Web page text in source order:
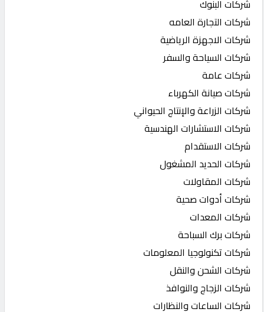
شركات البنوك
شركات التجارة العامه
شركات الاجهزة الرياضية
شركات السياحة والسفر
شركات عامة
شركات صيانة الكهرباء
شركات الزراعة والإنتاج الحيواني
شركات الاستشارات الهندسية
شركات الاستقدام
شركات الحديد المشغول
شركات المقاولات
شركات أدوات صحية
شركات المعدات
شركات برك السباحة
شركات تكنولوجيا المعلومات
شركات الشحن والنقل
شركات الزجاج والنوافذ
شركات الساعات والنظارات